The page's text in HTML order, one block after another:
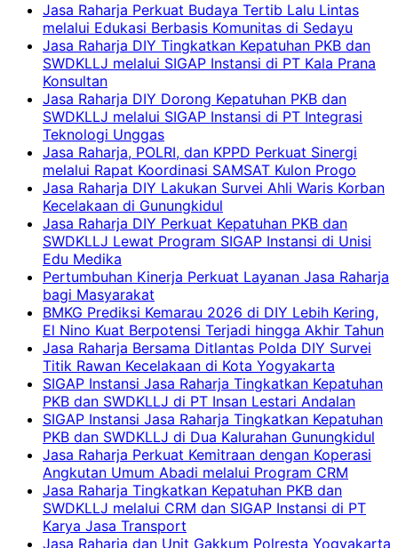
Jasa Raharja Perkuat Budaya Tertib Lalu Lintas
melalui Edukasi Berbasis Komunitas di Sedayu
Jasa Raharja DIY Tingkatkan Kepatuhan PKB dan
SWDKLLJ melalui SIGAP Instansi di PT Kala Prana
Konsultan
Jasa Raharja DIY Dorong Kepatuhan PKB dan
SWDKLLJ melalui SIGAP Instansi di PT Integrasi
Teknologi Unggas
Jasa Raharja, POLRI, dan KPPD Perkuat Sinergi
melalui Rapat Koordinasi SAMSAT Kulon Progo
Jasa Raharja DIY Lakukan Survei Ahli Waris Korban
Kecelakaan di Gunungkidul
Jasa Raharja DIY Perkuat Kepatuhan PKB dan
SWDKLLJ Lewat Program SIGAP Instansi di Unisi
Edu Medika
Pertumbuhan Kinerja Perkuat Layanan Jasa Raharja
bagi Masyarakat
BMKG Prediksi Kemarau 2026 di DIY Lebih Kering,
El Nino Kuat Berpotensi Terjadi hingga Akhir Tahun
Jasa Raharja Bersama Ditlantas Polda DIY Survei
Titik Rawan Kecelakaan di Kota Yogyakarta
SIGAP Instansi Jasa Raharja Tingkatkan Kepatuhan
PKB dan SWDKLLJ di PT Insan Lestari Andalan
SIGAP Instansi Jasa Raharja Tingkatkan Kepatuhan
PKB dan SWDKLLJ di Dua Kalurahan Gunungkidul
Jasa Raharja Perkuat Kemitraan dengan Koperasi
Angkutan Umum Abadi melalui Program CRM
Jasa Raharja Tingkatkan Kepatuhan PKB dan
SWDKLLJ melalui CRM dan SIGAP Instansi di PT
Karya Jasa Transport
Jasa Raharja dan Unit Gakkum Polresta Yogyakarta